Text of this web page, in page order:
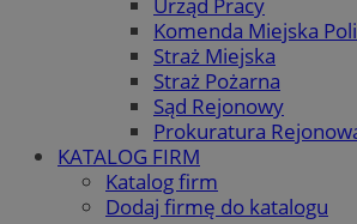
Komenda Miejska
Straż Miejska
Straż Pożarna
Sąd Rejonowy
Prokuratura
KATALOG FIRM
Katalog firm
Dodaj firmę do katalogu